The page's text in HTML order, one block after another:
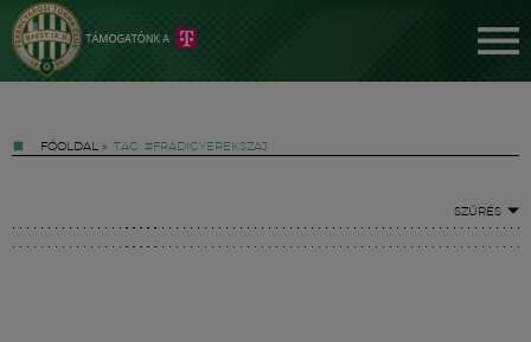
FŐOLDAL » TAG: #FRADIGYEREKSZAJ
SZŰRÉS